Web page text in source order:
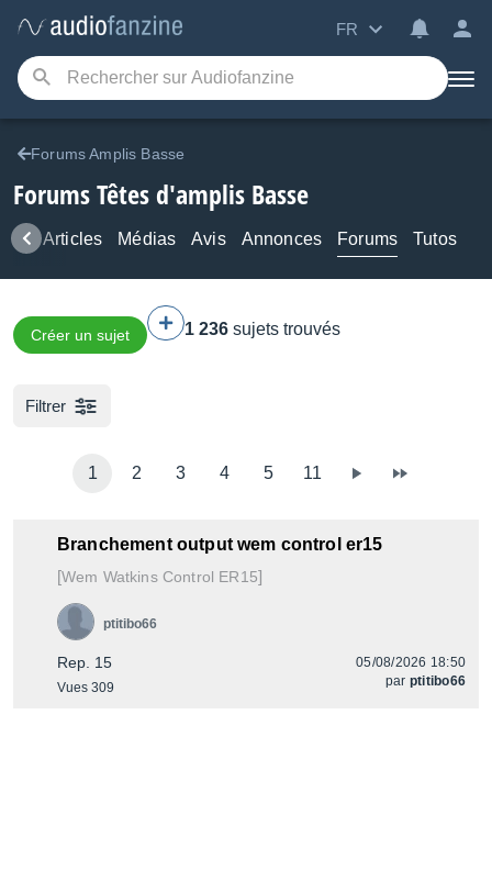
FR
Forums Amplis Basse
Forums Têtes d'amplis Basse
Articles Médias Avis Annonces Forums Tutos
Créer un sujet 1 236 sujets trouvés
Filtrer
1 2 3 4 5 11
Branchement output wem control er15
[Wem WatkinsControl ER15]
Rep. 15
Vues 309
ptitibo66
05/08/2026 18:50
par ptitibo66